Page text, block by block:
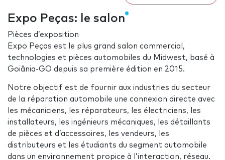
Expo Peças: le salon
Pièces d’exposition
Expo Peças est le plus grand salon commercial,
technologies et pièces automobiles du Midwest, basé à
Goiânia-GO depuis sa première édition en 2015.
Notre objectif est de fournir aux industries du secteur
de la réparation automobile une connexion directe avec
les mécaniciens, les réparateurs, les électriciens, les
installateurs, les ingénieurs mécaniques, les détaillants
de pièces et d’accessoires, les vendeurs, les
distributeurs et les étudiants du segment automobile
dans un environnement propice à l’interaction, réseau.